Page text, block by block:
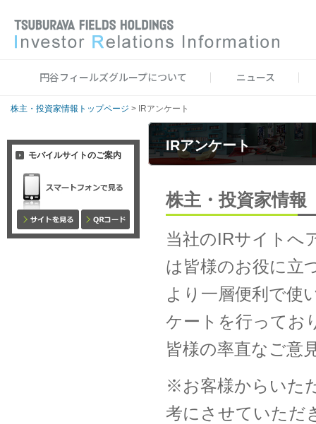
円谷フィールズグループについて ニュース
株主・投資家情報トップページ > IRアンケート
モバイルサイトのご案内
IRアンケート
株主・投資家情
当社のIRサイトへ
は皆様のお役に立
より一層便利で使
ケートを行ってお
皆様の率直なご意
※お客様からいた
考にさせていただ